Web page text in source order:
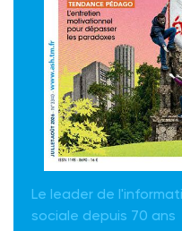
Le leader de
sociale depuis 70 ans